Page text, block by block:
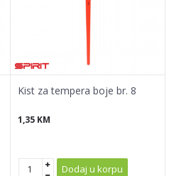
Kist za tempera boje br. 8
1,35 KM
Dodaj u korpu